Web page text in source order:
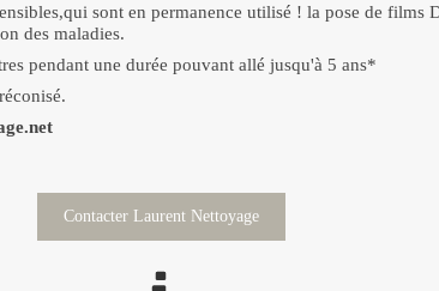
sont en permanence utilisé ! la pose de films
des maladies.
pendant une durée pouvant allé jusqu'à 5 ans*
Contacter Laurent Nettoyage